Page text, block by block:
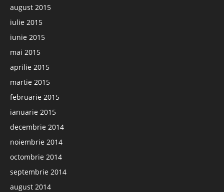
august 2015
iulie 2015
iunie 2015
mai 2015
aprilie 2015
martie 2015
februarie 2015
ianuarie 2015
decembrie 2014
noiembrie 2014
octombrie 2014
septembrie 2014
august 2014